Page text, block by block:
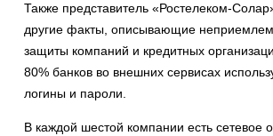
Также представитель «Ростелеком-
другие факты, описывающие
защиты компаний и кредитных
80% банков во внешних сервисах
логины и пароли.
В каждой шестой компании есть сетевое